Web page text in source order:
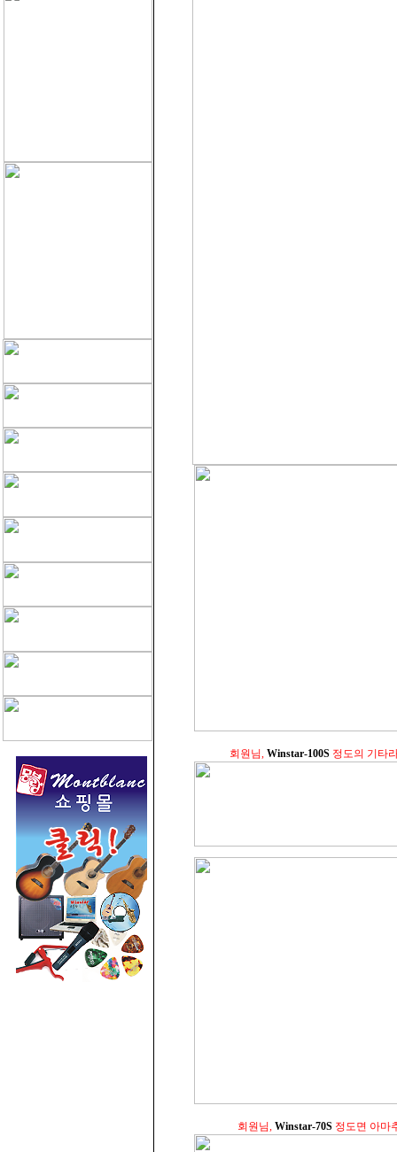
회원님, Winstar-100S정도의 기타
회원님, Winstar-70S 정도면 아마